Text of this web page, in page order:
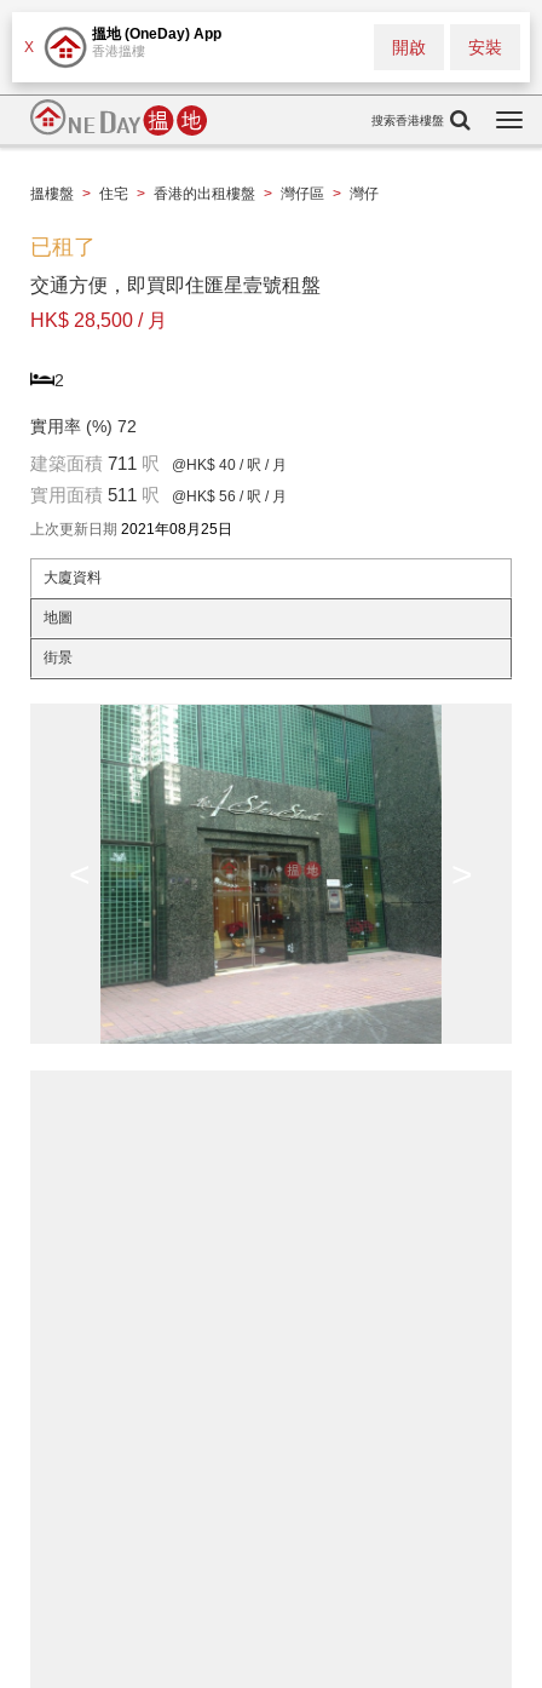
X
搵地 (OneDay) App
香港搵樓 安裝
開啟
搜索香港樓盤
搵樓盤 > 住宅 > 香港的出租樓盤 > 灣仔區 > 灣仔
已租了
交通方便，即買即住匯星壹號租盤
HK$ 28,500 / 月
2
實用率 (%) 72
建築面積 711 呎 @HK$ 40 / 呎 / 月
實用面積 511 呎 @HK$ 56 / 呎 / 月
上次更新日期 2021年08月25日
大廈資料
地圖
街景